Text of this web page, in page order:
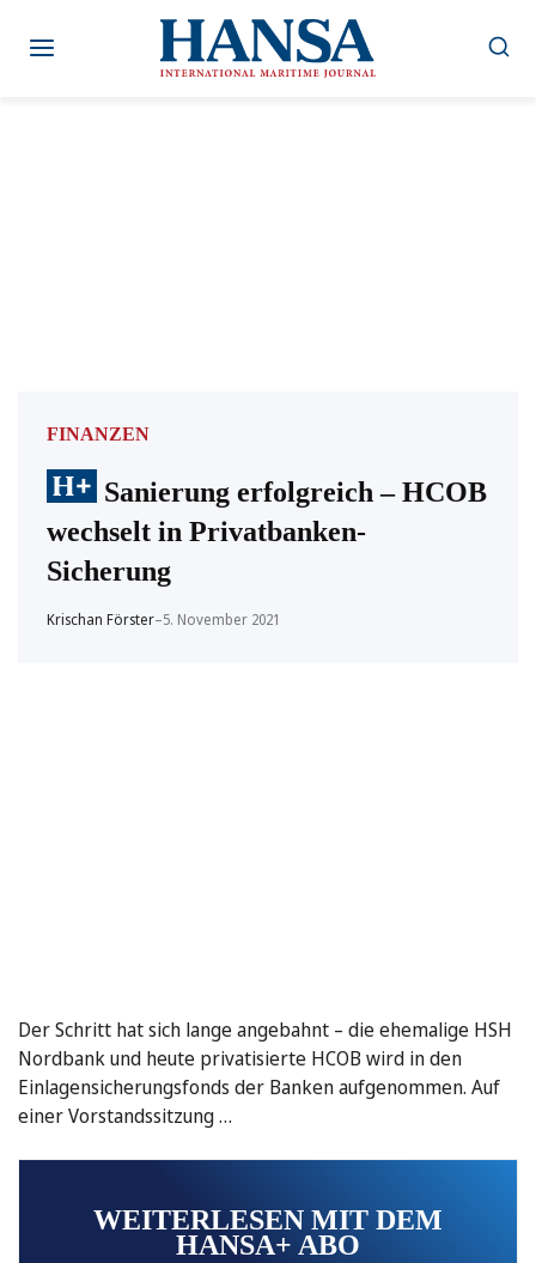
Inhalt
FINANZEN
Sanierung erfolgreich – HCOB
wechselt in Privatbanken-
Sicherung
Krischan Förster–5. November 2021
Der Schritt hat sich lange angebahnt – die ehemalige HSH
Nordbank und heute privatisierte HCOB wird in den
Einlagensicherungsfonds der Banken aufgenommen. Auf
einer Vorstandssitzung …
WEITERLESEN MIT DEM
HANSA+ ABO